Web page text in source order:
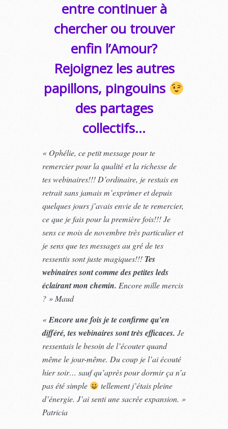
entre continuer à
chercher ou trouver
enfin l’Amour?
Rejoignez les autres
papillons, pingouins
des partages
collectifs…
« Ophélie, ce petit message pour te
remercier pour la qualité et la richesse de
tes webinaires!!! D’ordinaire, je restais en
retrait sans jamais m’exprimer et depuis
quelques jours j’avais envie de te remercier,
ce que je fais pour la première fois!!! Je
sens ce mois de novembre très particulier et
je sens que tes messages au gré de tes
ressentis sont juste magiques!!! Tes
webinaires sont comme des petites leds
éclairant mon chemin. Encore mille mercis
? » Maud
«Encore une fois je te confirme qu’en
différé, tes webinaires sont très efficaces. Je
ressentais le besoin de l’écouter quand
même le jour-même. Du coup je l’ai écouté
hier soir… sauf qu’après pour dormir ça n’a
pas été simple
tellement j’étais pleine
d’énergie. J’ai senti une sacrée expansion. »
Patricia